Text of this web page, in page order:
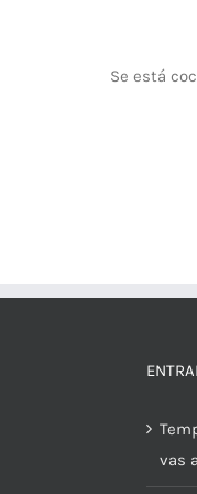
Se está
vas